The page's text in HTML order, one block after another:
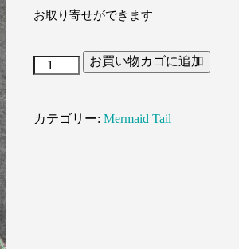
お取り寄せができます
Dance
姫）
お買い物カゴに追加
カテゴリー: Mermaid Tail